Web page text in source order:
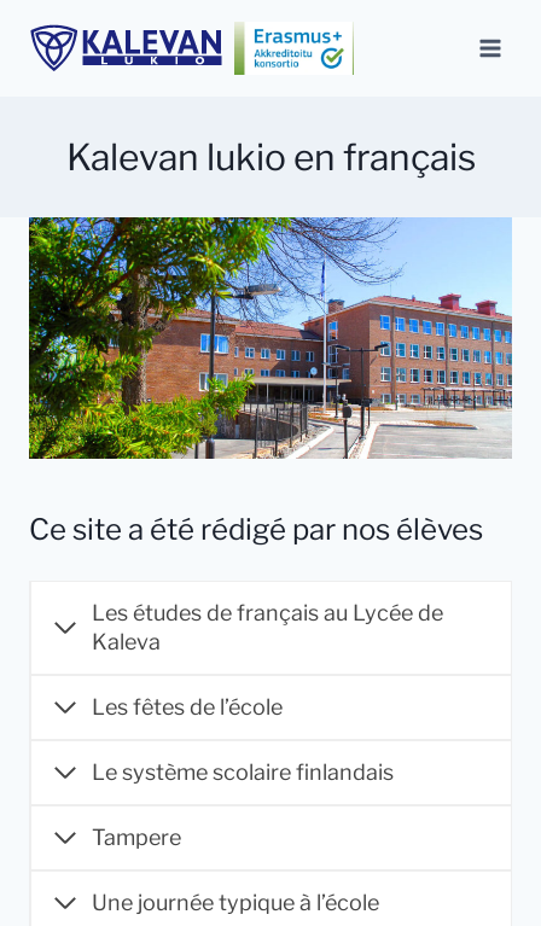
sisältöön
Kalevan lukio en français
Ce site a été rédigé par nos élèves
Les études de français au Lycée de
Kaleva
Les fêtes de l’école
Le système scolaire finlandais
Tampere
Une journée typique à l’école